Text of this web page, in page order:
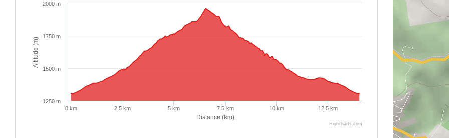
Distance (km)
Altitude (m)
0 km 10 km
2.5 km 5 km 7.5 km 12.5 km
1250 m
1500 m
1750 m
2000 m
Highcharts.com